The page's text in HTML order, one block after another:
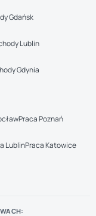
Gdańsk
Lublin
Gdynia
Praca Poznań
LublinPraca Katowice